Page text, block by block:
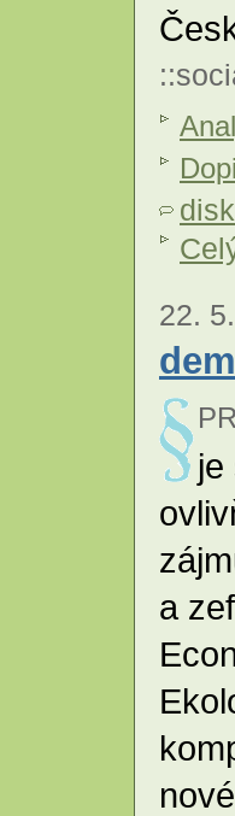
::
22.
je
a